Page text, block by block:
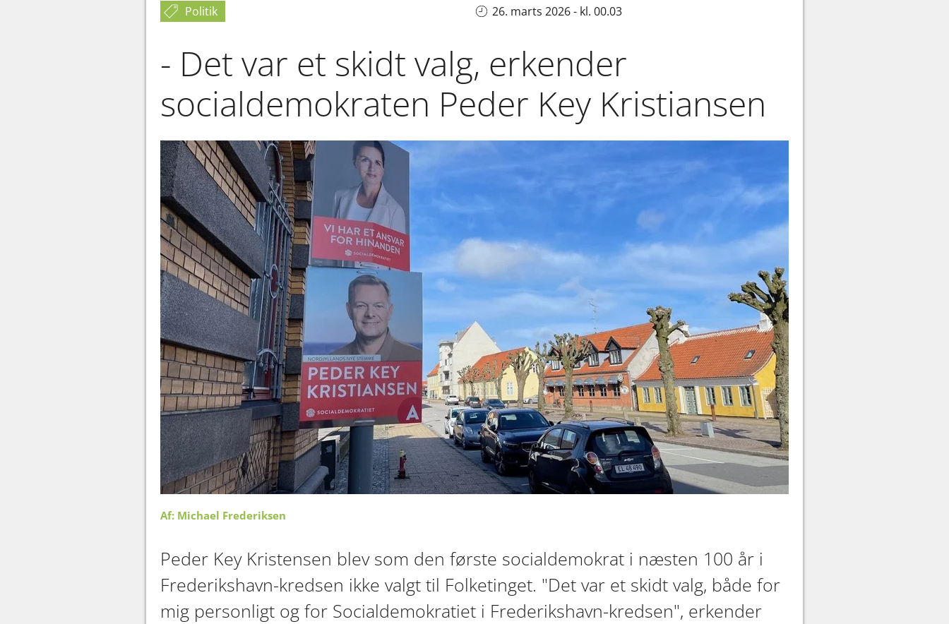
Politik 26. marts 2026 - kl. 00.03
- Det var et skidt valg, erkender
socialdemokraten Peder Key Kristiansen
Af: Michael Frederiksen
Peder Key Kristensen blev som den første socialdemokrat i næsten 100 år i
Frederikshavn-kredsen ikke valgt til Folketinget. "Det var et skidt valg, både for
mig personligt og for Socialdemokratiet i Frederikshavn-kredsen", erkender